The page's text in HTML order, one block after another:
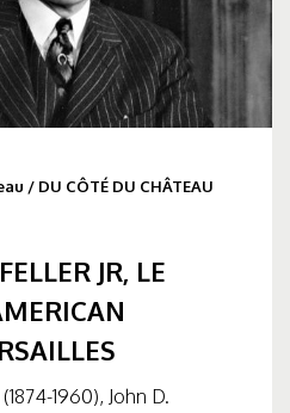
/ DU CÔTÉ DU CHÂTEAU
JR, LE
1960), John D.